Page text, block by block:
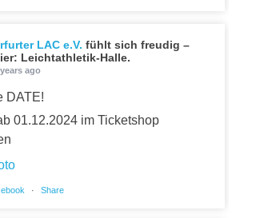
LAC e.V. fühlt sich freudig –
Leichtathletik-Halle.
ago
DATE!
01.12.2024 im Ticketshop
· Share